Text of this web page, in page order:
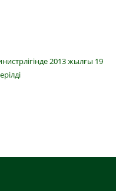
2013 жылғы 19